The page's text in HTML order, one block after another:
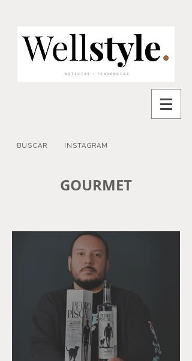
BUSCAR INSTAGRAM
GOURMET